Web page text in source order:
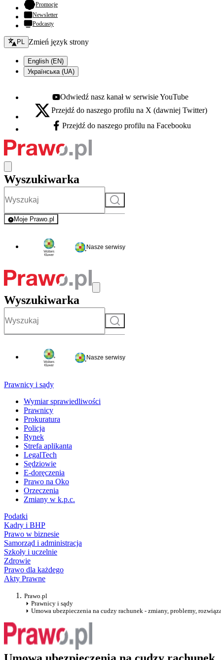
Promocje- otwiera się w nowej karcie
Newsletter
Podcasty
Zmień język - bieżący:
PL Zmień język strony
English (EN)
Українська (UA)
Youtube - otwiera się w nowej karcie
Odwiedź nasz kanał w serwisie YouTube
X - otwiera się w nowej karcie
Przejdź do naszego profilu na X (dawniej Twitter)
Facebook - otwiera się w nowej karcie
Przejdź do naszego profilu na Facebooku
Wyszukiwarka
Szukaj
Moje Prawo.pl
- rejestracja i logowanie do serwisu
Nasze serwisy
Wyszukiwarka
Szukaj
Nasze serwisy
Prawnicy i sądy
Wymiar sprawiedliwości
Prawnicy
Prokuratura
Policja
Rynek
Strefa aplikanta
LegalTech
Sędziowie
E-doręczenia
Prawo na Oko
Orzeczenia
Zmiany w k.p.c.
Podatki
Kadry i BHP
Prawo w biznesie
Samorząd i administracja
Szkoły i uczelnie
Zdrowie
Prawo dla każdego
Akty Prawne
Prawo.pl
Prawnicy i sądy
Umowa ubezpieczenia na cudzy rachunek - zmiany, problemy,